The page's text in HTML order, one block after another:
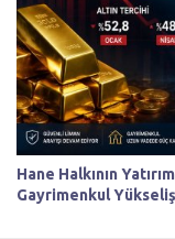
Hane Halkının
Gayrimenkul